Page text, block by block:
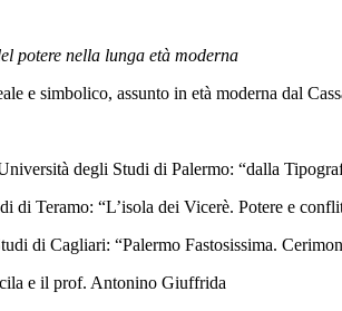
potere nella lunga età moderna
e simbolico, assunto in età moderna dal
degli Studi di Palermo: “dalla
di Teramo: “L’isola dei Vicerè. Potere e
di Cagliari: “Palermo Fastosissima.
e il prof. Antonino Giuffrida